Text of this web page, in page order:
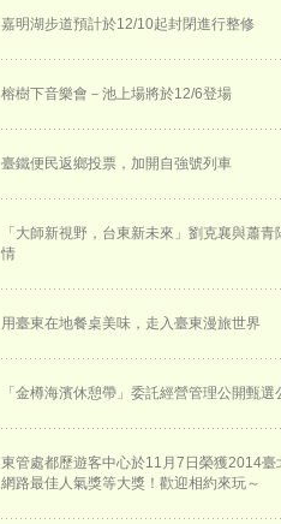
嘉明湖步道預計於12/10起封閉進行整修
榕樹下音樂會－池上場將於12/6登場
臺鐵便民返鄉投票，加開自強號列車
「大師新視野，台東新未來」劉克襄與蕭
情
用臺東在地餐桌美味，走入臺東漫旅世界
「金樽海濱休憩帶」委託經營管理公開甄選
東管處都歷遊客中心於11月7日榮獲2014
網路最佳人氣獎等大獎！歡迎相約來玩～